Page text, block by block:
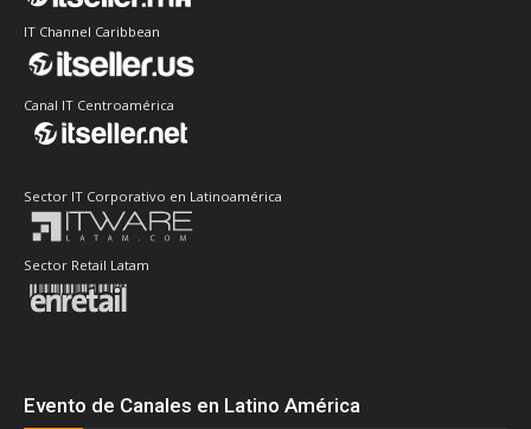
IT Channel Caribbean
Canal IT Centroamérica
Sector IT Corporativo en Latinoamérica
Sector Retail Latam
Evento de Canales en Latino América